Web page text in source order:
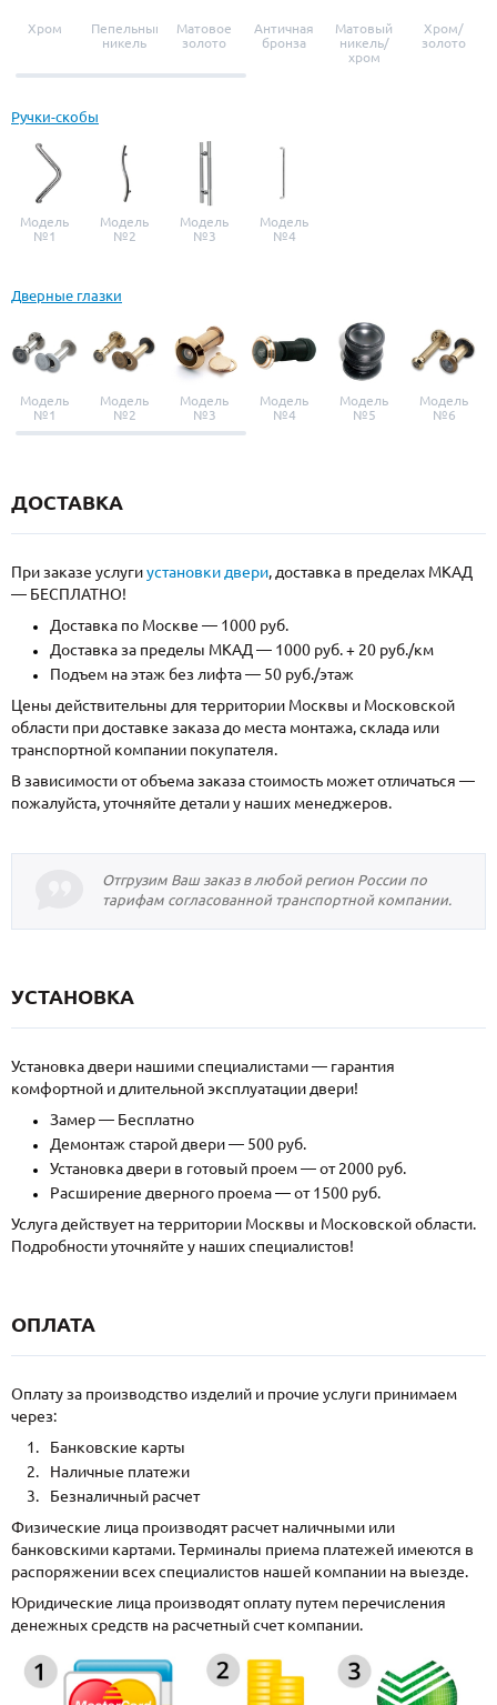
Хром
Пепельный
никель
Матовое
золото
Античная
бронза
Матовый
никель/
хром
Хром/
золото
Ручки-скобы
Модель
№1
Модель
№2
Модель
№3
Модель
№4
Дверные глазки
Модель
№1
Модель
№2
Модель
№3
Модель
№4
Модель
№5
Модель
№6
ДОСТАВКА
При заказе услугиустановки двери, доставка в пределах МКАД
— БЕСПЛАТНО!
Доставка по Москве — 1000 руб.
Доставка за пределы МКАД — 1000 руб. + 20 руб./км
Подъем на этаж без лифта — 50 руб./этаж
Цены действительны для территории Москвы и Московской
области при доставке заказа до места монтажа, склада или
транспортной компании покупателя.
В зависимости от объема заказа стоимость может отличаться —
пожалуйста, уточняйте детали у наших менеджеров.
Отгрузим Ваш заказ в любой регион России по
тарифам согласованной транспортной компании.
УСТАНОВКА
Установка двери нашими специалистами — гарантия
комфортной и длительной эксплуатации двери!
Замер — Бесплатно
Демонтаж старой двери — 500 руб.
Установка двери в готовый проем — от 2000 руб.
Расширение дверного проема — от 1500 руб.
Услуга действует на территории Москвы и Московской области.
Подробности уточняйте у наших специалистов!
ОПЛАТА
Оплату за производство изделий и прочие услуги принимаем
через:
Банковские карты
Наличные платежи
Безналичный расчет
Физические лица производят расчет наличными или
банковскими картами. Терминалы приема платежей имеются в
распоряжении всех специалистов нашей компании на выезде.
Юридические лица производят оплату путем перечисления
денежных средств на расчетный счет компании.